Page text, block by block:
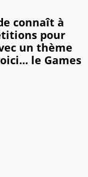
connaît à
pour
un thème
le Games